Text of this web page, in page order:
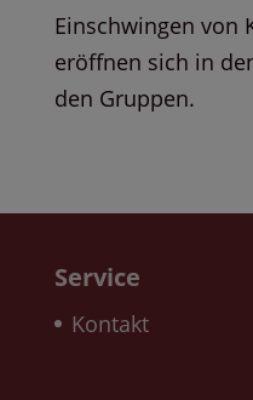
Einschwingen von
eröffnen sich in
den Gruppen.
Service
Kontakt